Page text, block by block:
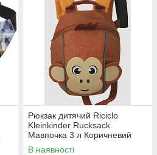
Рюкзак дитячий Riciclo
Kleinkinder Rucksack
Мавпочка 3 л Коричневий
(4061463910530)
В наявності